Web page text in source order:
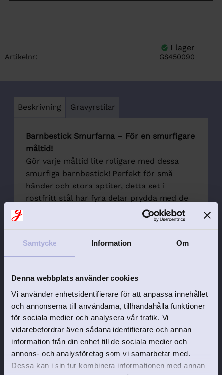
Samtycke Information Om
Denna webbplats använder cookies
Vi använder enhetsidentifierare för att anpassa innehållet
och annonserna till användarna, tillhandahålla funktioner
för sociala medier och analysera vår trafik. Vi
vidarebefordrar även sådana identifierare och annan
information från din enhet till de sociala medier och
annons- och analysföretag som vi samarbetar med.
Dessa kan i sin tur kombinera informationen med annan
Artikelnr GS450090
Beskrivning Gravyrstilar
Barnbestick Smurfarna – För en smurfigare
måltid!
Gör varje måltid lite roligare med dessa
smurfiga barnbestick! Perfekt för små
händer och stora aptiter, detta set i
rostfritt stål har fyra delar prydda med de
Gammelsmurfen, Glasögonsmurfen och
✅ Tillverkade i rostfritt stål – hållbara och
enkla att diska
✅ Söt smurfdekor som gör varje måltid
roligare
✅ Levereras i en fin presentförpackning –
perfekt doppresent eller födelsedagsgåva!
Låt Smurfarna hjälpa ditt barn att smurfa
med glädje – beställ ditt set idag! 💙